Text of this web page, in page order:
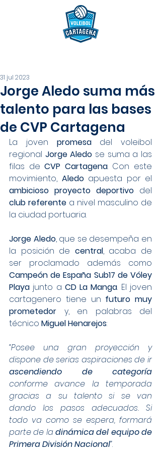
Jorge Aledo suma más
talento para las bases
de CVP Cartagena
31 jul 2023
La joven promesa del voleibol
regional Jorge Aledo se suma a las
filas de CVP Cartagena. Con este
movimiento, Aledo
ambicioso proyecto deportivo
club referente a nivel masculino de
la ciudad portuaria.
Jorge Aledo, que se desempeña en
la posición de central, acaba de
Campeón de España Sub17 de Vóley
Playa junto a CD La Manga. El joven
cartagenero tiene un futuro muy
prometedor y, en palabras del
técnico Miguel Henarejos:
“Posee una gran proyección y
ascendiendo de categoría
conforme avance la temporada
gracias a su talento si se van
dando los pasos adecuados. Si
todo va como se espera, formará
parte de la dinámica del equipo de
Primera División Nacional”.